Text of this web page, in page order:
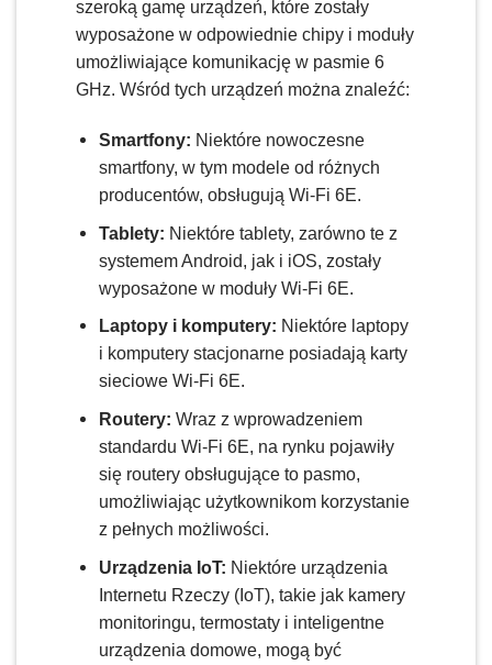
szeroką gamę urządzeń, które zostały
wyposażone w odpowiednie chipy i moduły
umożliwiające komunikację w pasmie 6
GHz. Wśród tych urządzeń można znaleźć:
Smartfony: Niektóre nowoczesne
smartfony, w tym modele od różnych
producentów, obsługują Wi-Fi 6E.
Tablety: Niektóre tablety, zarówno te z
systemem Android, jak i iOS, zostały
wyposażone w moduły Wi-Fi 6E.
Laptopy i komputery: Niektóre laptopy
i komputery stacjonarne posiadają karty
sieciowe Wi-Fi 6E.
Routery:Wraz z wprowadzeniem
standardu Wi-Fi 6E, na rynku pojawiły
się routery obsługujące to pasmo,
umożliwiając użytkownikom korzystanie
z pełnych możliwości.
Urządzenia IoT: Niektóre urządzenia
Internetu Rzeczy (IoT), takie jak kamery
monitoringu, termostaty i inteligentne
urządzenia domowe, mogą być